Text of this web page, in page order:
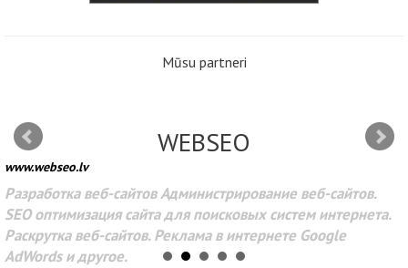
Mūsu partneri
WEBSEO
www.webseo.lv
Разработка веб-сайтов Администрирование веб-сайтов.
SEO оптимизация сайта для поисковых систем интернета.
Раскрутка веб-сайтов. Реклама в интернете Google
AdWords и другое.